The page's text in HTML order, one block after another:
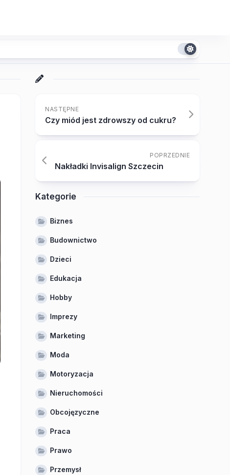
NASTĘPNE
Czy miód jest zdrowszy od cukru?
POPRZEDNIE
Nakładki Invisalign Szczecin
Kategorie
Biznes
Budownictwo
Dzieci
Edukacja
Hobby
Imprezy
Marketing
Moda
Motoryzacja
Nieruchomości
Obcojęzyczne
Praca
Prawo
Przemysł